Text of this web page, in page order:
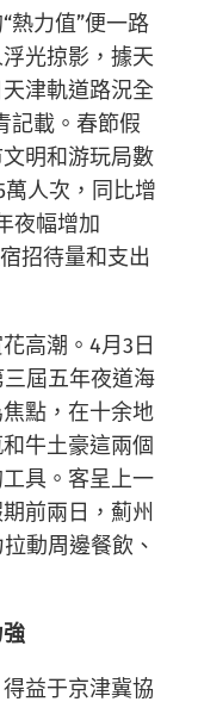
熱力值”便一路
光掠影，據天
津軌道路況全
記載。春節假
明和游玩局數
萬人次，同比增
夜幅增加
招待量和支出
高潮。4月3日
屆五年夜道海
點，在十余地
牛土豪這兩個
具。客呈上一
前兩日，薊州
動周邊餐飲、
益于京津冀協